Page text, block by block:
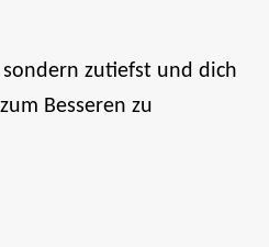
zutiefst und dich
Besseren zu